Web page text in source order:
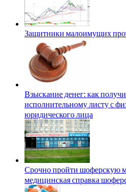
Защитники малоимущих
Взыскание денег: как
исполнительному листу с
юридического лица
Срочно пройти шоферскую
медицинская справка